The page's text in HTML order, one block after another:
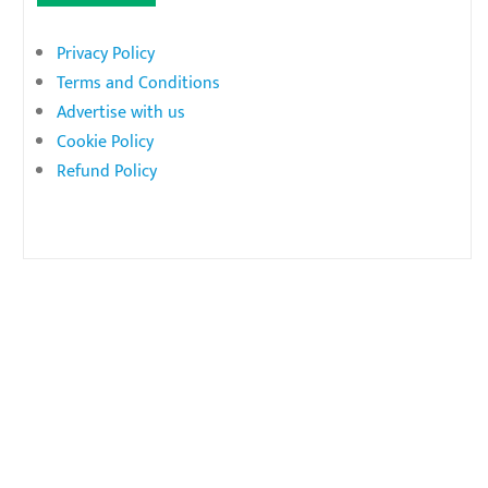
Privacy Policy
Terms and Conditions
Advertise with us
Cookie Policy
Refund Policy